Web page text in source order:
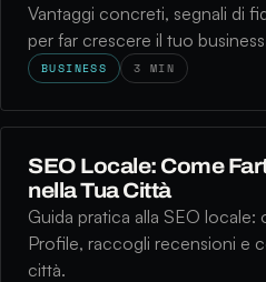
Vantaggi concreti, segnali di
per far crescere il tuo
BUSINESS 3 MIN
SEO Locale: Come
nella Tua Città
Guida pratica alla SEO
Profile, raccogli recensioni e
città.